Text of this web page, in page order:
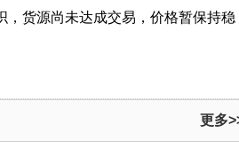
货源尚未达成交易，价格暂保持稳
更多